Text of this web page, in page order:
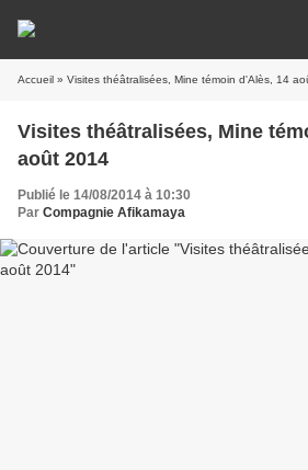
Accueil » Visites théâtralisées, Mine témoin d'Alès, 14
Visites théâtralisées, Mine
août 2014
Publié le 14/08/2014 à 10:30
Par Compagnie Afikamaya